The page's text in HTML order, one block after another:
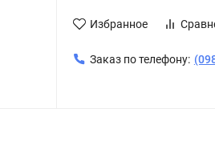
Избранное
Заказ по телефону: